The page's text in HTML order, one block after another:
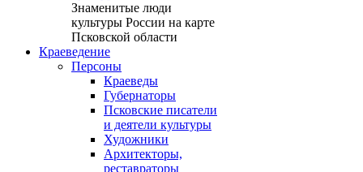
Знаменитые люди
культуры России на карте
Псковской области
Краеведение
Персоны
Краеведы
Губернаторы
Псковские писатели
и деятели культуры
Художники
Архитекторы,
реставраторы